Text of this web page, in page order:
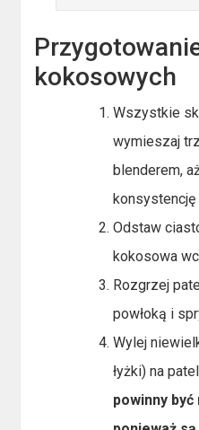
kokosowych
Wszystkie
wymieszaj
blenderem,
Odstaw
kokosowa
Rozgrzej
powłoką i
Wylej
łyżki) na
powinny